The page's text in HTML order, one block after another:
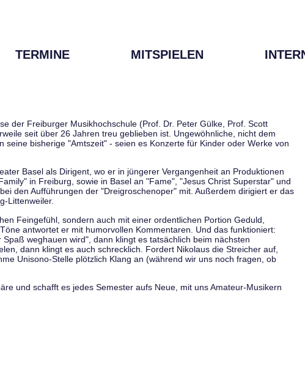
TERMINE MITSPIELEN
der Freiburger Musikhochschule (Prof. Dr. Peter Gülke, Prof. Scott
seit über 26 Jahren treu geblieben ist. Ungewöhnliche, nicht dem
bisherige "Amtszeit" - seien es Konzerte für Kinder oder Werke von
Basel als Dirigent, wo er in jüngerer Vergangenheit an Produktionen
in Freiburg, sowie in Basel an "Fame", "Jesus Christ Superstar" und
den Aufführungen der "Dreigroschenoper" mit. Außerdem dirigiert er das
Littenweiler.
Feingefühl, sondern auch mit einer ordentlichen Portion Geduld,
antwortet er mit humorvollen Kommentaren. Und das funktioniert:
weghauen wird", dann klingt es tatsächlich beim nächsten
dann klingt es auch schrecklich. Fordert Nikolaus die Streicher auf,
Unisono-Stelle plötzlich Klang an (während wir uns noch fragen, ob
und schafft es jedes Semester aufs Neue, mit uns Amateur-Musikern